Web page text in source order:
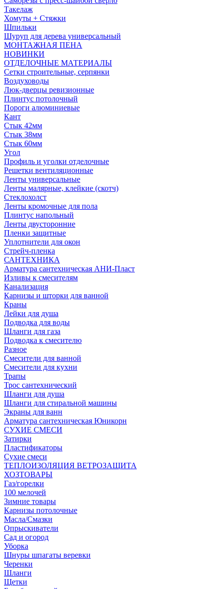
Такелаж
Хомуты + Стяжки
Шпильки
Шуруп для дерева универсальный
МОНТАЖНАЯ ПЕНА
НОВИНКИ
ОТДЕЛОЧНЫЕ МАТЕРИАЛЫ
Сетки строительные, серпянки
Воздуховоды
Люк-дверцы ревизионные
Плинтус потолочный
Пороги алюминиевые
Кант
Стык 42мм
Стык 38мм
Стык 60мм
Угол
Профиль и уголки отделочные
Решетки вентиляционные
Ленты универсальные
Ленты малярные, клейкие (скотч)
Стеклохолст
Ленты кромочные для пола
Плинтус напольный
Ленты двусторонние
Пленки защитные
Уплотнители для окон
Стрейч-пленка
САНТЕХНИКА
Арматура сантехническая АНИ-Пласт
Изливы к смесителям
Канализация
Карнизы и шторки для ванной
Краны
Лейки для душа
Подводка для воды
Шланги для газа
Подводка к смесителю
Разное
Смесители для ванной
Смесители для кухни
Трапы
Трос сантехнический
Шланги для душа
Шланги для стиральной машины
Экраны для ванн
Арматура сантехническая Юникорн
СУХИЕ СМЕСИ
Затирки
Пластификаторы
Сухие смеси
ТЕПЛОИЗОЛЯЦИЯ ВЕТРОЗАЩИТА
ХОЗТОВАРЫ
Газ/горелки
100 мелочей
Зимние товары
Карнизы потолочные
Масла/Смазки
Опрыскиватели
Сад и огород
Уборка
Шнуры шпагаты веревки
Черенки
Шланги
Щетки